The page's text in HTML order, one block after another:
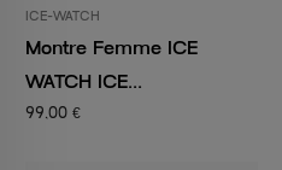
ICE-WATCH
Montre Femme ICE
WATCH ICE...
99,00 €